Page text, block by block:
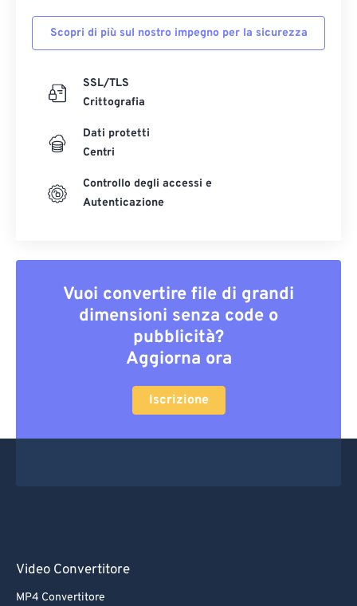
Scopri di più sul nostro impegno per la sicurezza
SSL/TLS
Crittografia
Dati protetti
Centri
Controllo degli accessi e
Autenticazione
Vuoi convertire file di grandi
dimensioni senza code o
pubblicità?
Aggiorna ora
Iscrizione
Video Convertitore
MP4 Convertitore